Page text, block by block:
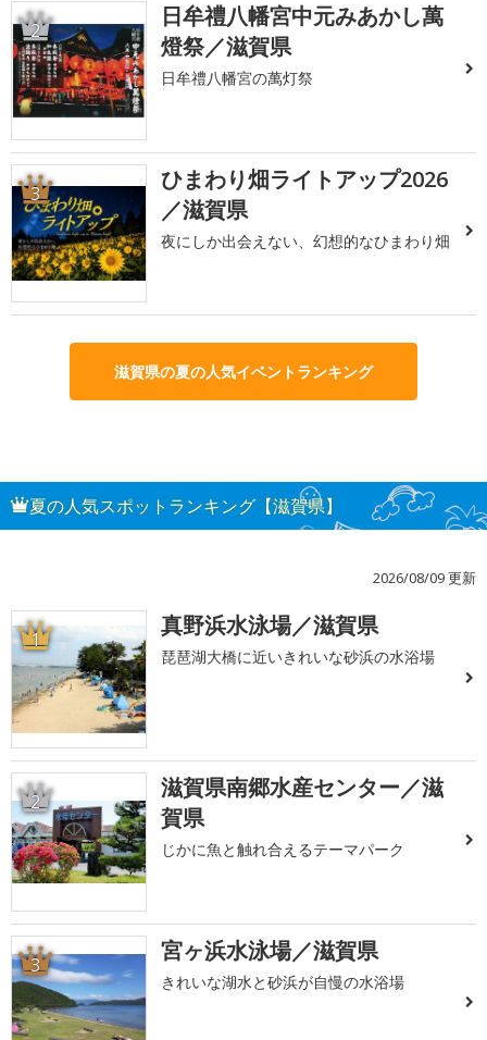
2
日牟禮八幡宮中元みあかし萬
燈祭／滋賀県
日牟禮八幡宮の萬灯祭
3
ひまわり畑ライトアップ2026
／滋賀県
夜にしか出会えない、幻想的なひまわり畑
滋賀県の夏の人気イベントランキング
夏の人気スポットランキング【滋賀県】
2026/08/09 更新
1 真野浜水泳場／滋賀県
琵琶湖大橋に近いきれいな砂浜の水浴場
2
滋賀県南郷水産センター／滋
賀県
じかに魚と触れ合えるテーマパーク
3 宮ヶ浜水泳場／滋賀県
きれいな湖水と砂浜が自慢の水浴場